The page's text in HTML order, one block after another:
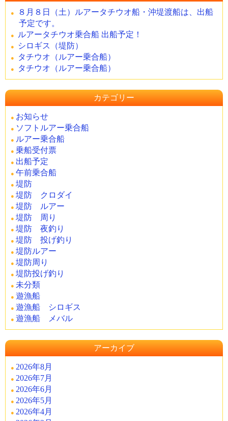
８月８日（土）ルアータチウオ船・沖堤渡船は、出船
予定です。
ルアータチウオ乗合船 出船予定！
シロギス（堤防）
タチウオ（ルアー乗合船）
タチウオ（ルアー乗合船）
カテゴリー
お知らせ
ソフトルアー乗合船
ルアー乗合船
乗船受付票
出船予定
午前乗合船
堤防
堤防 クロダイ
堤防 ルアー
堤防 周り
堤防 夜釣り
堤防 投げ釣り
堤防ルアー
堤防周り
堤防投げ釣り
未分類
遊漁船
遊漁船 シロギス
遊漁船 メバル
アーカイブ
2026年8月
2026年7月
2026年6月
2026年5月
2026年4月